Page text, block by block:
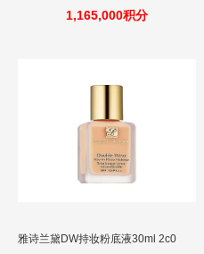
1,165,000积分
雅诗兰黛DW持妆粉底液30ml 2c0